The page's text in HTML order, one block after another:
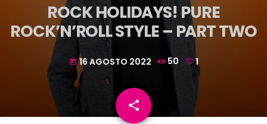
ROCK HOLIDAYS! PURE
ROCK’N’ROLL STYLE – PART TWO
today 16 AGOSTO 2022 50 1
share
email